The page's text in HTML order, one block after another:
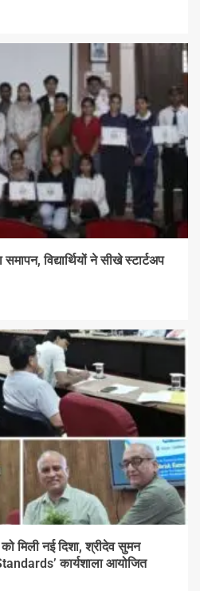
विद्यार्थियों ने सीखे स्टार्टअप
मिली नई दिशा, श्रीदेव सुमन
कार्यशाला आयोजित